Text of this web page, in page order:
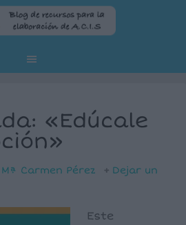
«Edúcale
Mª Carmen Pérez
Dejar un
Este